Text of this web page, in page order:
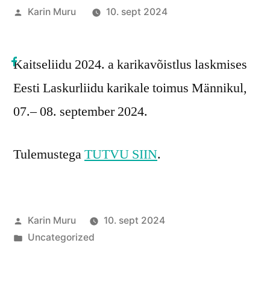
Posted
Karin Muru 10. sept 2024
Kaitseliidu 2024. a karikavõistlus laskmises
Eesti Laskurliidu karikale toimus Männikul,
07.– 08. september 2024.
TulemustegaTUTVU SIIN.
Posted
by
Karin Muru
10. sept 2024
Posted
Uncategorized